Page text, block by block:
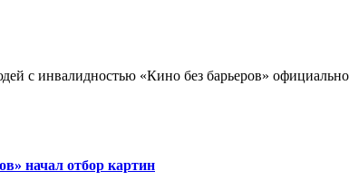
с инвалидностью «Кино без барьеров»
начал отбор картин